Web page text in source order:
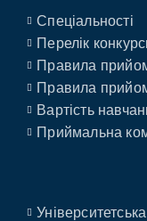
Спеціальності
Перелік
Правила
Правила
Вартість
Приймальна
Університетська